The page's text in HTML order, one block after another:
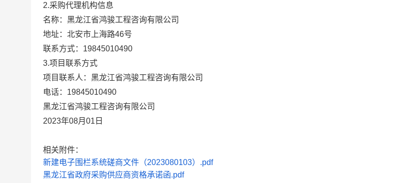
2.采购代理机构信息
名称： 黑龙江省鸿骏工程咨询有限公司
地址： 北安市上海路46号
联系方式： 19845010490
3.项目联系方式
项目联系人： 黑龙江省鸿骏工程咨询有限公司
电话： 19845010490
黑龙江省鸿骏工程咨询有限公司
2023年08月01日
相关附件：
新建电子围栏系统磋商文件（2023080103）.pdf
黑龙江省政府采购供应商资格承诺函.pdf